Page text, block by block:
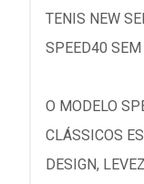
TENIS NEW
SPEED40
O MODELO
CLÁSSICOS
DESIGN,